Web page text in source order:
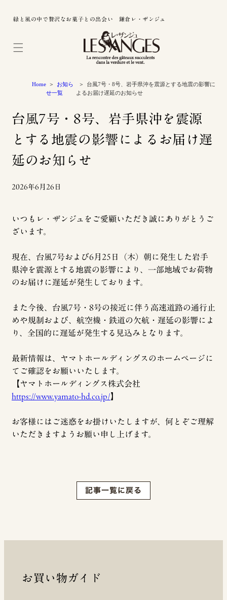
緑と風の中で贅沢なお菓子との出会い 鎌倉レ・ザンジュ
Home
お知ら
せ一覧
台風7号・8号、岩手県沖を震源とする地震の影響に
よるお届け遅延のお知らせ
台風7号・8号、岩手県沖を震源
とする地震の影響によるお届け遅
延のお知らせ
2026年6月26日
いつもレ・ザンジュをご愛顧いただき誠にありがとうご
ざいます。
現在、台風7号および6月25日（木）朝に発生した岩手
県沖を震源とする地震の影響により、一部地域でお荷物
のお届けに遅延が発生しております。
また今後、台風7号・8号の接近に伴う高速道路の通行止
めや規制および、航空機・鉄道の欠航・遅延の影響によ
り、全国的に遅延が発生する見込みとなります。
最新情報は、ヤマトホールディングスのホームページに
てご確認をお願いいたします。
【ヤマトホールディングス株式会社
https://www.yamato-hd.co.jp/】
お客様にはご迷惑をお掛けいたしますが、何とぞご理解
いただきますようお願い申し上げます。
記事一覧に戻る
お買い物ガイド